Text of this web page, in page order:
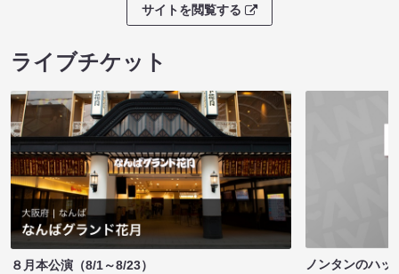
サイトを閲覧する
ライブチケット
８月本公演（8/1～8/23）
ノンタンのハッ